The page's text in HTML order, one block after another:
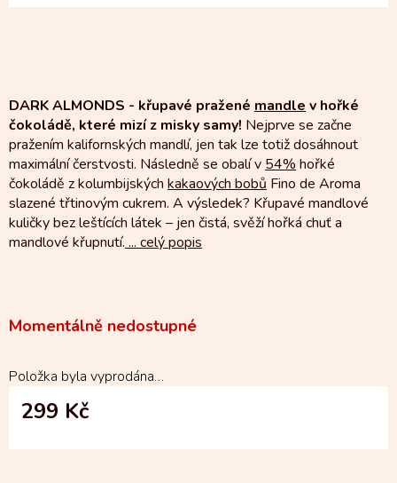
Momentálně nedostupné
Položka byla vyprodána…
DARK ALMONDS - křupavé pražené mandle v hořké
čokoládě, které mizí z misky samy! Nejprve se začne
pražením kalifornských mandlí, jen tak lze totiž dosáhnout
maximální čerstvosti. Následně se obalí v 54% hořké
čokoládě z kolumbijských kakaových bobů Fino de Aroma
slazené třtinovým cukrem. A výsledek? Křupavé mandlové
kuličky bez leštících látek – jen čistá, svěží hořká chuť a
mandlové křupnutí. ... celý popis
299 Kč